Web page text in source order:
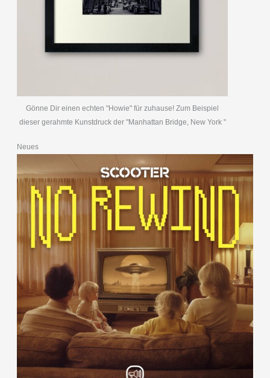
Gönne Dir einen echten "Howie" für zuhause! Zum Beispiel
dieser gerahmte Kunstdruck der "Manhattan Bridge, New York "
Neues